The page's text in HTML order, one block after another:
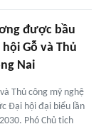
được bầu
Gỗ và Thủ
Nai
Thủ công mỹ nghệ
Đại hội đại biểu lần
Phó Chủ tịch